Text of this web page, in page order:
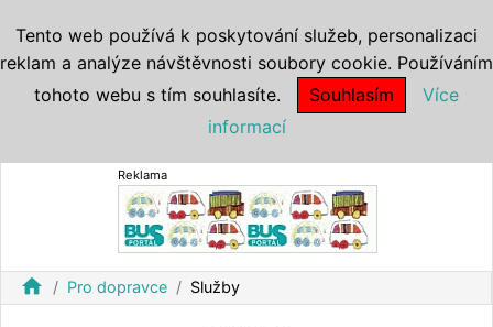
Reklama
home Pro dopravce Služby
Tento web používá k poskytování služeb, personalizaci
reklam a analýze návštěvnosti soubory cookie. Používáním
tohoto webu s tím souhlasíte.
Souhlasím
Více
informací